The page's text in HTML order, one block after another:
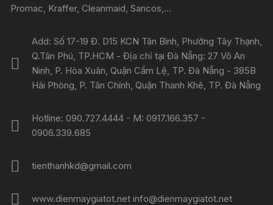
Promac, Kraffer, Cleanmaid, Sancos,...
Add: Số 17-19 Đ. D15 KCN Tân Bình, Phường Tây Thạnh,
Q.Tân Phú, TP.HCM - Địa chỉ tại Đà Nẵng: 27 Võ An
Ninh, P. Hòa Xuân, Quận Cẩm Lệ, TP. Đà Nẵng - 385B
Hải Phòng, P. Tân Chính, Quận Thanh Khê, TP. Đà Nẵng
Hotline: 090.727.4444 - M: 0917.166.357 -
0906.339.685
tienthanhkd@gmail.com
www.dienmaygiatot.net info@dienmaygiatot.net